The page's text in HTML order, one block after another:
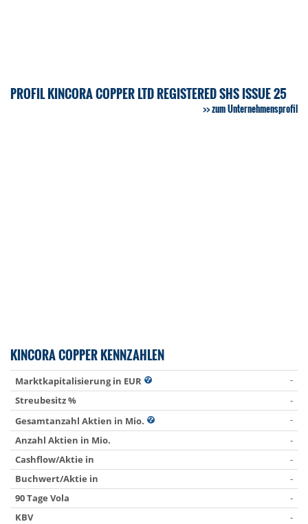
PROFIL KINCORA COPPER LTD REGISTERED SHS ISSUE 25
zum Unternehmensprofil
KINCORA COPPER KENNZAHLEN
Marktkapitalisierung in EUR
-
Streubesitz %
-
Gesamtanzahl Aktien in Mio.
-
Anzahl Aktien in Mio.
-
Cashflow/Aktie in
-
Buchwert/Aktie in
-
90 Tage Vola
-
KBV
-